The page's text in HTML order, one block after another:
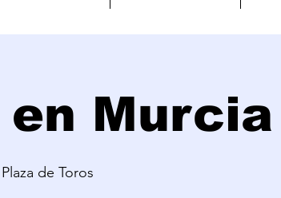
en Murcia
de Toros